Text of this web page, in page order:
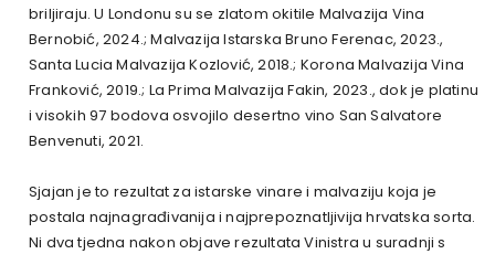
briljiraju. U Londonu su se zlatom okitile Malvazija Vina
Bernobić, 2024.; Malvazija Istarska Bruno Ferenac, 2023.,
Santa Lucia Malvazija Kozlović, 2018.; Korona Malvazija Vina
Franković, 2019.; La Prima Malvazija Fakin, 2023., dok je platinu
i visokih 97 bodova osvojilo desertno vino San Salvatore
Benvenuti, 2021.
Sjajan je to rezultat za istarske vinare i malvaziju koja je
postala najnagrađivanija i najprepoznatljivija hrvatska sorta.
Ni dva tjedna nakon objave rezultata Vinistra u suradnji s